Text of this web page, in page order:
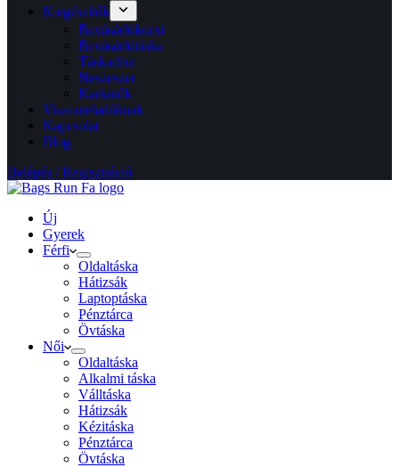
Kiegészítők
Bevásárlókocsi
Bevásárlótáska
Táskadísz
Neszeszer
Karkötők
Viszonteladóknak
Kapcsolat
Blog
Belépés / Regisztráció
Új
Gyerek
Férfi
Oldaltáska
Hátizsák
Laptoptáska
Pénztárca
Övtáska
Női
Oldaltáska
Alkalmi táska
Válltáska
Hátizsák
Kézitáska
Pénztárca
Övtáska